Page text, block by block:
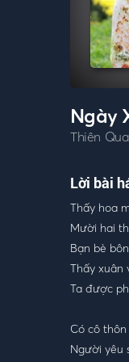
Ngày
Thiên
Lời bài
Thấy hoa
Mười hai
Bạn bè
Thấy xuân
Ta được
Có cô
Người yêu